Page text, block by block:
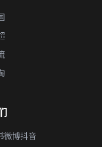
微博抖音